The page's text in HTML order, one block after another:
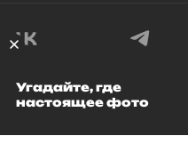
© 1999–2026
Угадайте, где
настоящее фото